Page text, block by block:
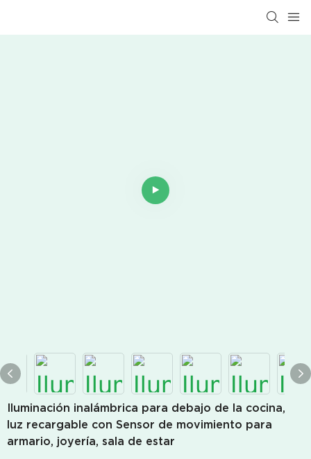
Iluminación inalámbrica para debajo de la cocina,
luz recargable con Sensor de movimiento para
armario, joyería, sala de estar